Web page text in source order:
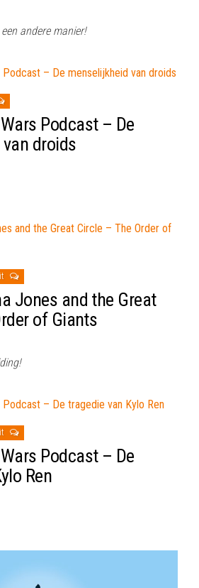
andere manier!
Podcast – De
droids
Jones and the Great
of Giants
Podcast – De
Ren